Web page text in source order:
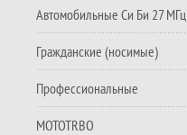
Автомобильные Си Би 27 МГц
Гражданские (носимые)
Профессиональные
MOTOTRBO